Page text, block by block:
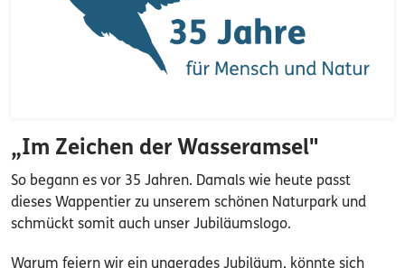
„Im Zeichen der Wasseramsel"
So begann es vor 35 Jahren. Damals wie heute passt
dieses Wappentier zu unserem schönen Naturpark und
schmückt somit auch unser Jubiläumslogo.
Warum feiern wir ein ungerades Jubiläum, könnte sich